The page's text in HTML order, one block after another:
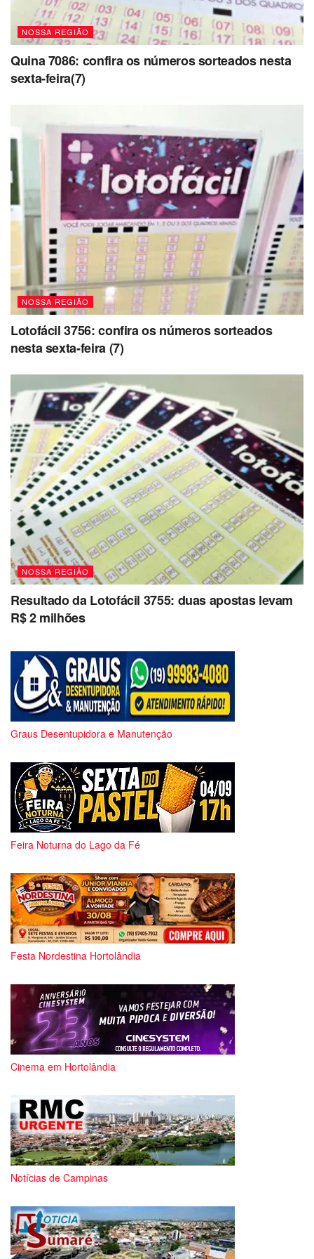
NOSSA REGIÃO
Quina 7086: confira os números sorteados nesta
sexta-feira(7)
NOSSA REGIÃO
Lotofácil 3756: confira os números sorteados
nesta sexta-feira (7)
NOSSA REGIÃO
Resultado da Lotofácil 3755: duas apostas levam
R$ 2 milhões
Graus Desentupidora e Manutenção
Feira Noturna do Lago da Fé
Festa Nordestina Hortolândia
Cinema em Hortolândia
Notícias de Campinas